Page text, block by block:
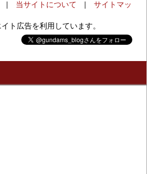
| 当サイトについて | サイトマッ
ト広告を利用しています。